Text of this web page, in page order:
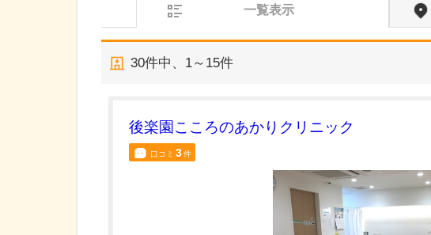
一覧表示
30件中、 1～15件
後楽園こころのあかりクリニック
口コミ 3件